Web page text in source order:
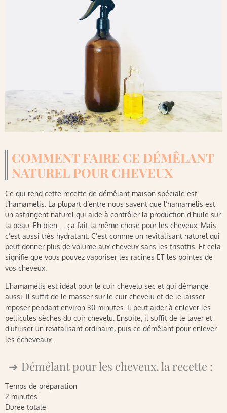
COMMENT FAIRE CE DÉMÊLANT
NATUREL POUR CHEVEUX
Ce qui rend cette recette de démêlant maison spéciale est
l’hamamélis. La plupart d’entre nous savent que l’hamamélis est
un astringent naturel qui aide à contrôler la production d’huile sur
la peau. Eh bien….. ça fait la même chose pour les cheveux. Mais
c’est aussi très hydratant. C’est comme un revitalisant naturel qui
peut donner plus de volume aux cheveux sans les frisottis. Et cela
signifie que vous pouvez vaporiser les racines ET les pointes de
vos cheveux.
L’hamamélis est idéal pour le cuir chevelu sec et qui démange
aussi. Il suffit de le masser sur le cuir chevelu et de le laisser
reposer pendant environ 30 minutes. Il peut aider à enlever les
pellicules sèches du cuir chevelu. Ensuite, il suffit de le laver et
d’utiliser un revitalisant ordinaire, puis ce démêlant pour enlever
les écheveaux.
Démêlant pour les cheveux, la recette :
Temps de préparation
2 minutes
Durée totale